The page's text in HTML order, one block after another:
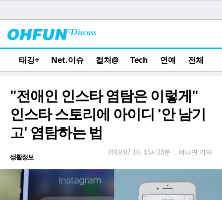
태깅+ Net.이슈 컬처@ Tech 연예 전체
"전애인 인스타 염탐은 이렇게"
인스타 스토리에 아이디 '안 남기
고' 염탐하는 법
생활정보
2019.07.10. 15시23분 이나연 기자